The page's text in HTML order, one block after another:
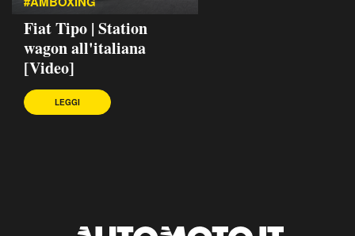
Fiat Tipo | Station
wagon all'italiana
[Video]
LEGGI